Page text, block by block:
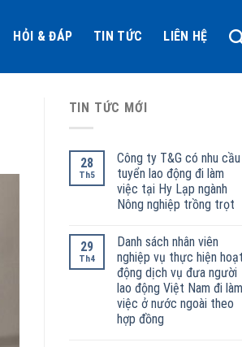
HỎI & ĐÁP TIN TỨC LIÊN HỆ
TIN TỨC MỚI
28
Th5
Công ty T&G có nhu cầu
tuyển lao động đi làm
việc tại Hy Lạp ngành
Nông nghiệp trồng trọt
29
Th4
Danh sách nhân viên
nghiệp vụ thực hiện hoạt
động dịch vụ đưa người
lao động Việt Nam đi làm
việc ở nước ngoài theo
hợp đồng